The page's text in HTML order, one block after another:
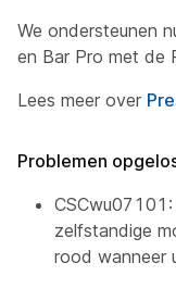
We ondersteunen
en Bar Pro met de
Lees meer over
Problemen
zelfstandige
rood wanneer